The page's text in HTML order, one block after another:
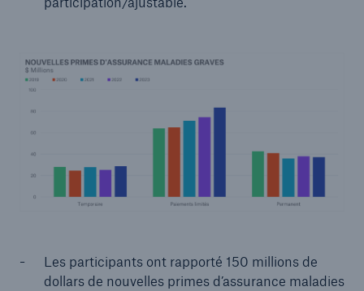
Les participants ont rapporté 150 millions de
dollars de nouvelles primes d’assurance maladies